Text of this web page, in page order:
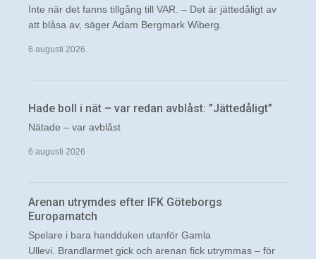
Inte när det fanns tillgång till VAR. – Det är jättedåligt av
att blåsa av, säger Adam Bergmark Wiberg.
6 augusti 2026
Hade boll i nät – var redan avblåst: ”Jättedåligt”
Nätade – var avblåst
6 augusti 2026
Arenan utrymdes efter IFK Göteborgs
Europamatch
Spelare i bara handduken utanför Gamla
Ullevi. Brandlarmet gick och arenan fick utrymmas – för